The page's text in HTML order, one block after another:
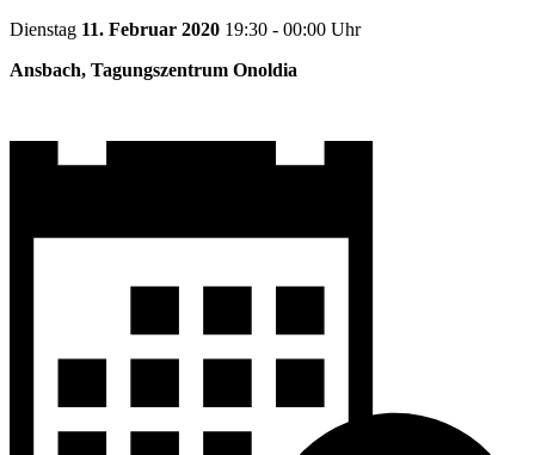
Dienstag 11. Februar 2020 19:30 - 00:00 Uhr
Ansbach, Tagungszentrum Onoldia